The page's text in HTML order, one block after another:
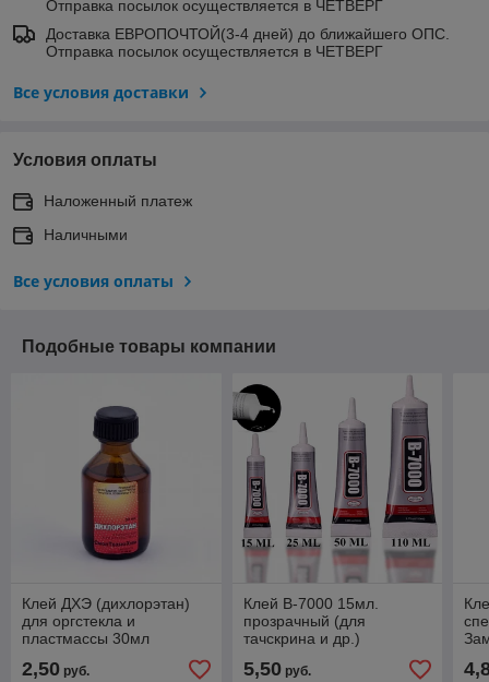
Отправка посылок осуществляется в ЧЕТВЕРГ
Доставка ЕВРОПОЧТОЙ(3-4 дней) до ближайшего ОПС.
Отправка посылок осуществляется в ЧЕТВЕРГ
Все условия доставки
Условия оплаты
Наложенный платеж
Наличными
Все условия оплаты
Подобные товары компании
Клей ДХЭ (дихлорэтан)
для оргстекла и
пластмассы 30мл
2,50 руб.
Клей B-7000 15мл.
прозрачный (для
тачскрина и др.)
5,50руб.